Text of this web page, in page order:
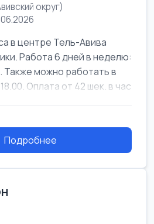
округ)
в центре Тель-Авива
Работа 6 дней в неделю:
Также можно работать в
Оплата от 42 шек. в час
Подробнее